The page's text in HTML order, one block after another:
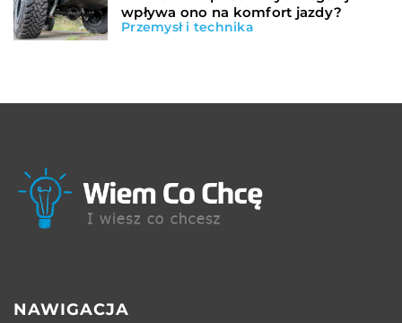
wpływa ono na komfort jazdy?
Przemysł i technika
NAWIGACJA